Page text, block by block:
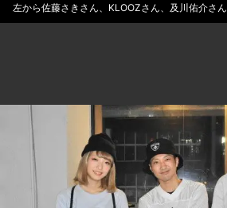
左から佐藤さきさん、KLOOZさん、及川佑介さん